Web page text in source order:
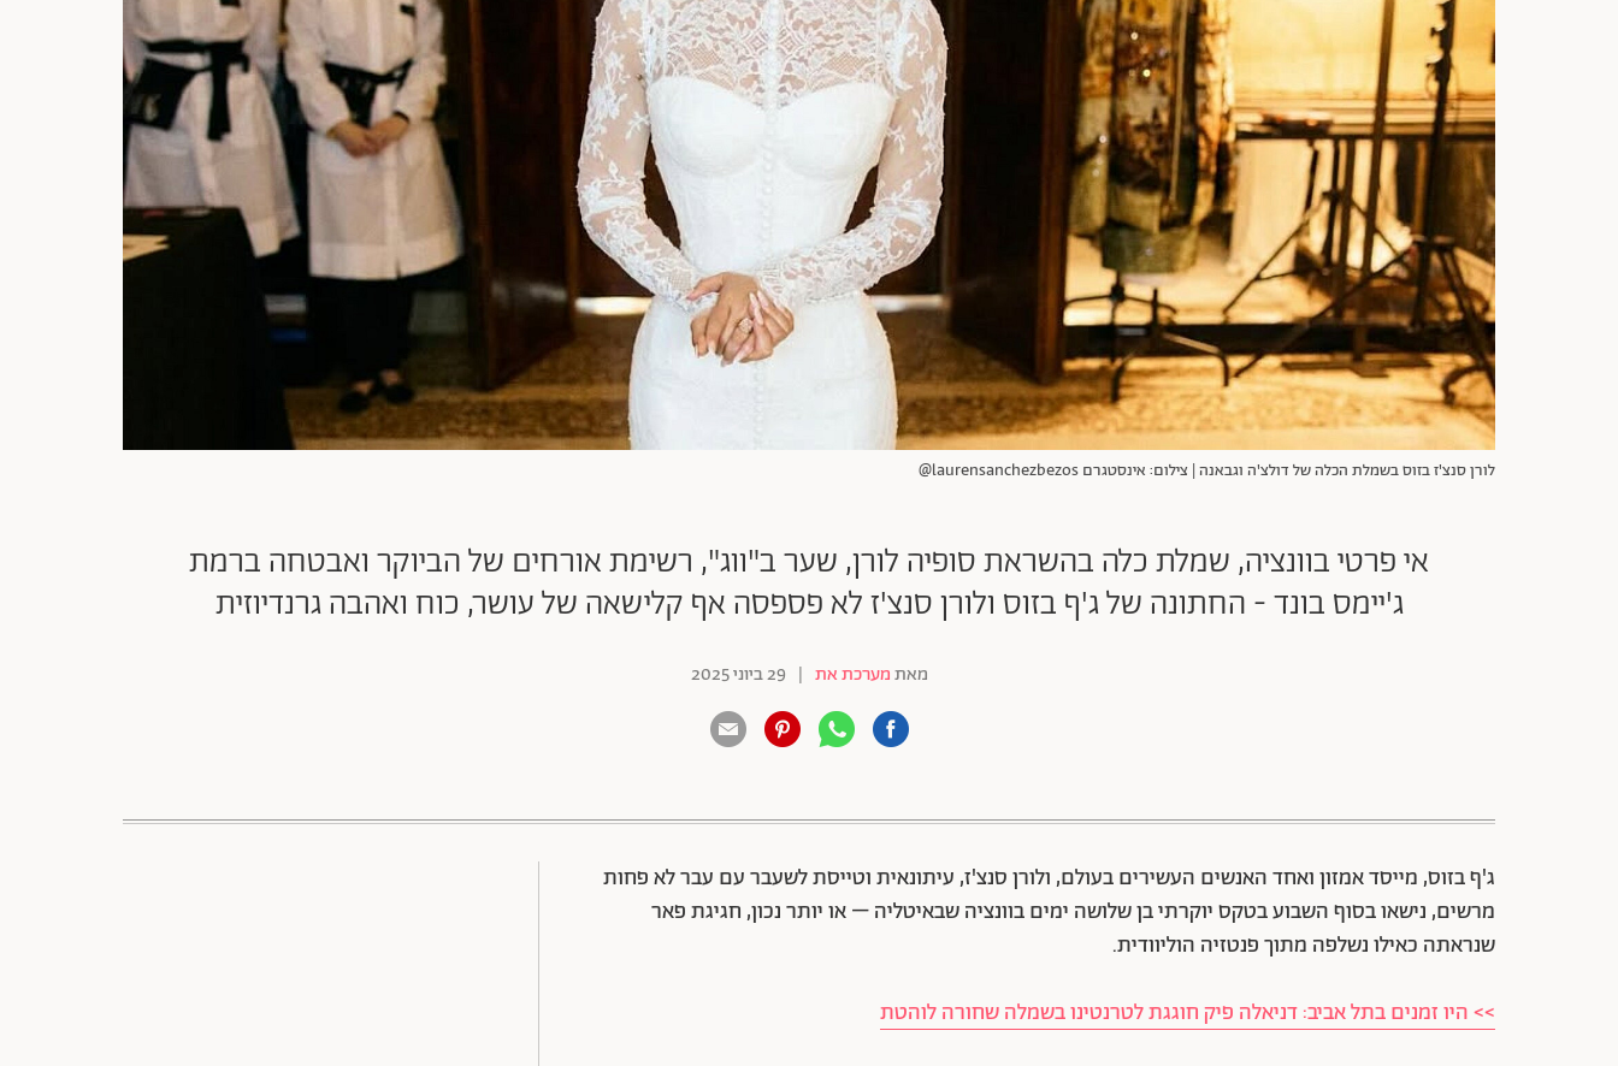
לורן סנצ'ז בזוס בשמלת הכלה של דולצ'ה וגבאנה | צילום: אינסטגרם laurensanchezbezos@
אי פרטי בוונציה, שמלת כלה בהשראת סופיה לורן, שער ב"ווג", רשימת אורחים של הביוקר ואבטחה ברמת
ג'יימס בונד - החתונה של ג'ף בזוס ולורן סנצ'ז לא פספסה אף קלישאה של עושר, כוח ואהבה גרנדיוזית
מאתמערכת את | 29 ביוני 2025
ג'ף בזוס, מייסד אמזון ואחד האנשים העשירים בעולם, ולורן סנצ'ז, עיתונאית וטייסת לשעבר עם עבר לא פחות
מרשים, נישאו בסוף השבוע בטקס יוקרתי בן שלושה ימים בוונציה שבאיטליה – או יותר נכון, חגיגת פאר
שנראתה כאילו נשלפה מתוך פנטזיה הוליוודית.
>> היו זמנים בתל אביב: דניאלה פיק חוגגת לטרנטינו בשמלה שחורה לוהטת